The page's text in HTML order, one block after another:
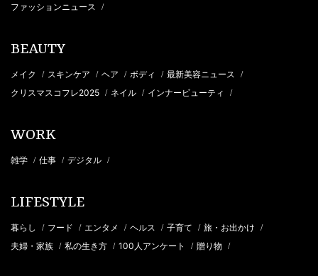
ファッションニュース /
BEAUTY
メイク / スキンケア / ヘア / ボディ / 最新美容ニュース /
クリスマスコフレ2025 / ネイル / インナービューティ /
WORK
雑学 / 仕事 / デジタル /
LIFESTYLE
暮らし / フード / エンタメ / ヘルス / 子育て / 旅・お出かけ /
夫婦・家族 / 私の生き方 / 100人アンケート / 贈り物 /